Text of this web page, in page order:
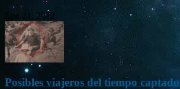
Ene 21, 2012
Posibles viajeros del tiempo